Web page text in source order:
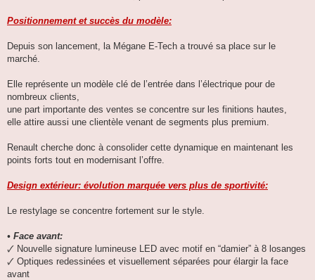
Positionnement et succès du modèle:
Depuis son lancement, la Mégane E-Tech a trouvé sa place sur le
marché.
Elle représente un modèle clé de l’entrée dans l’électrique pour de
nombreux clients,
une part importante des ventes se concentre sur les finitions hautes,
elle attire aussi une clientèle venant de segments plus premium.
Renault cherche donc à consolider cette dynamique en maintenant les
points forts tout en modernisant l’offre.
Design extérieur: évolution marquée vers plus de sportivité:
Le restylage se concentre fortement sur le style.
• Face avant:
🗸 Nouvelle signature lumineuse LED avec motif en “damier” à 8 losanges
🗸 Optiques redessinées et visuellement séparées pour élargir la face
avant